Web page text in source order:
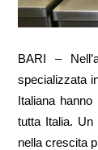
BARI –
specializzata
Italiana
tutta Italia. Un
nella crescita